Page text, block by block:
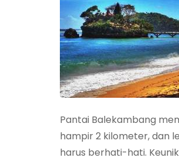
Pantai Balekambang
hampir 2 kilometer, dan
harus berhati-hati.